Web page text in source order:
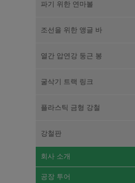
파기 위한 연마볼
조선을 위한 앵글 바
열간 압연강 둥근 봉
굴삭기 트랙 링크
플라스틱 금형 강철
강철판
회사 소개
공장 투어